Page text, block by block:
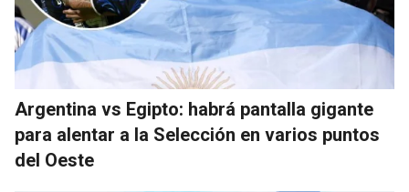
Argentina vs Egipto: habrá pantalla gigante
para alentar a la Selección en varios puntos
del Oeste